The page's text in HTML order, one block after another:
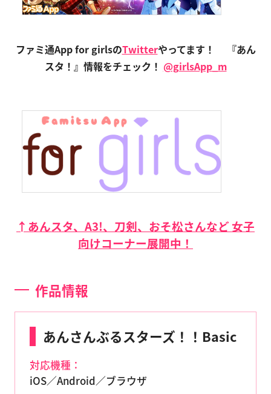
ファミ通App for girlsのTwitterやってます！
『あん
スタ！』情報をチェック！ @girlsApp_m
↑あんスタ、A3!、刀剣、おそ松さんなど 女子
向けコーナー展開中！
作品情報
あんさんぶるスターズ！！Basic
対応機種：
iOS／Android／ブラウザ